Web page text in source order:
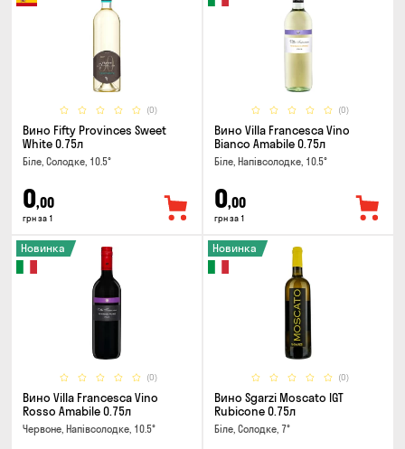
(0)
Вино Fifty Provinces Sweet
White 0.75л
Біле, Солодке, 10.5°
0,00
грн за 1
(0)
Вино Villa Francesca Vino
Bianco Amabile 0.75л
Біле, Напівсолодке, 10.5°
0,00
грн за 1
(0)
Новинка
Вино Villa Francesca Vino
Rosso Amabile 0.75л
Червоне, Напівсолодке, 10.5°
(0)
Новинка
Вино Sgarzi Moscato IGT
Rubicone 0.75л
Біле, Солодке, 7°